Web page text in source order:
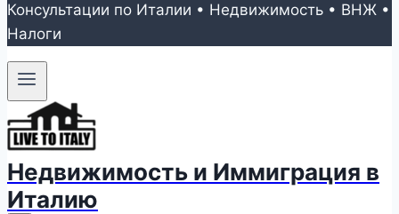
Консультации по Италии • Недвижимость • ВНЖ •
Налоги
Недвижимость и Иммиграция в
Италию